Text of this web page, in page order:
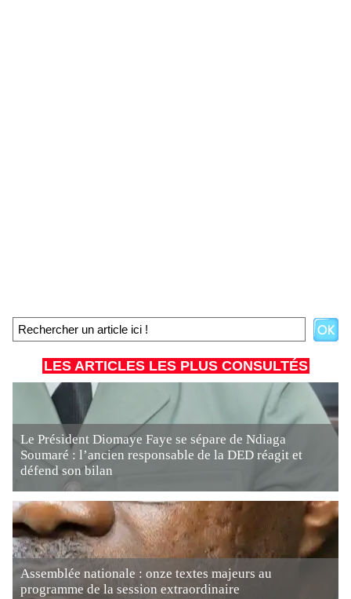
LES ARTICLES LES PLUS CONSULTÉS
Le Président Diomaye Faye se sépare de Ndiaga
Soumaré : l’ancien responsable de la DED réagit et
défend son bilan
Assemblée nationale : onze textes majeurs au
programme de la session extraordinaire